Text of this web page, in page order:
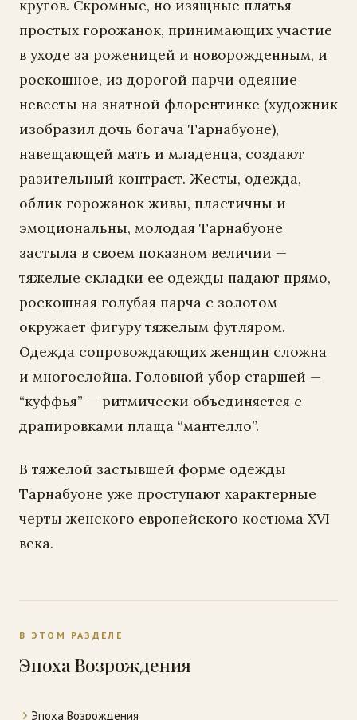
кругов. Скромные, но изящные платья
простых горожанок, принимающих участие
в уходе за роженицей и новорожденным, и
роскошное, из дорогой парчи одеяние
невесты на знатной флорентинке (художник
изобразил дочь богача Тарнабуоне),
навещающей мать и младенца, создают
разительный контраст. Жесты, одежда,
облик горожанок живы, пластичны и
эмоциональны, молодая Тарнабуоне
застыла в своем показном величии —
тяжелые складки ее одежды падают прямо,
роскошная голубая парча с золотом
окружает фигуру тяжелым футляром.
Одежда сопровождающих женщин сложна
и многослойна. Головной убор старшей —
“куффья” — ритмически объединяется с
драпировками плаща “мантелло”.
В тяжелой застывшей форме одежды
Тарнабуоне уже проступают характерные
черты женского европейского костюма XVI
века.
В ЭТОМ РАЗДЕЛЕ
Эпоха Возрождения
Эпоха Возрождения